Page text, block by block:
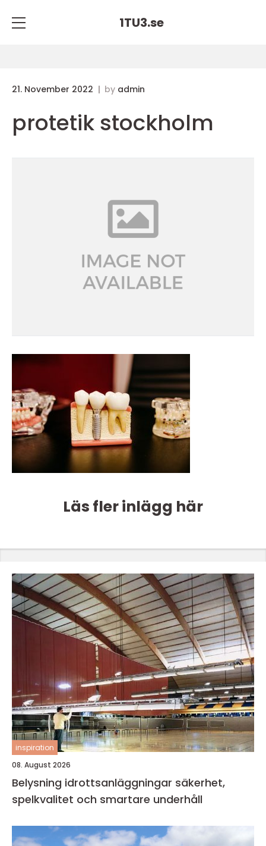
1TU3.se
21. November 2022 by admin
protetik stockholm
Läs fler inlägg här
inspiration
08. August 2026
Belysning idrottsanläggningar säkerhet,
spelkvalitet och smartare underhåll